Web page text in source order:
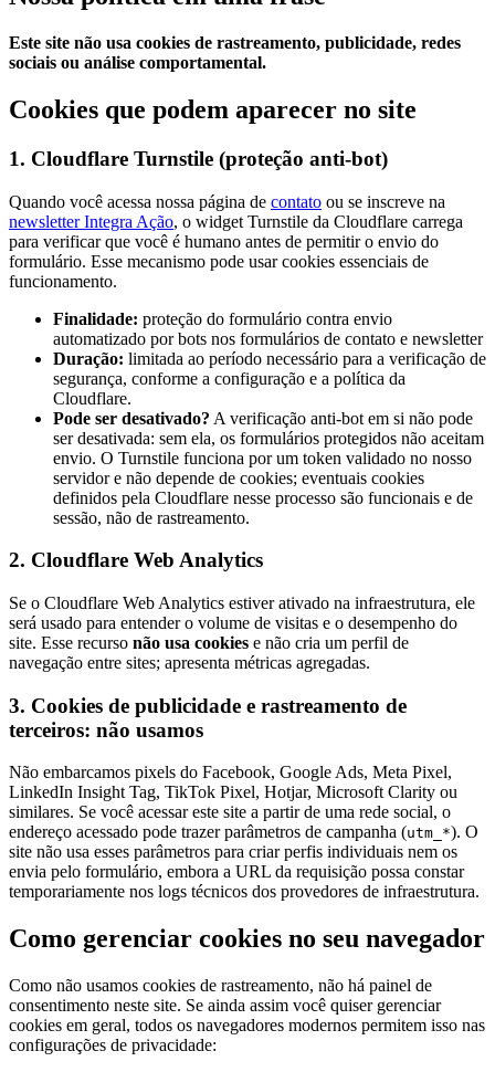
Este site não usa cookies de rastreamento, publicidade, redes
sociais ou análise comportamental.
Cookies que podem aparecer no site
1. Cloudflare Turnstile (proteção anti-bot)
Quando você acessa nossa página de contato ou se inscreve na
newsletter Integra Ação, o widget Turnstile da Cloudflare carrega
para verificar que você é humano antes de permitir o envio do
formulário. Esse mecanismo pode usar cookies essenciais de
funcionamento.
Finalidade: proteção do formulário contra envio
automatizado por bots nos formulários de contato e newsletter
Duração: limitada ao período necessário para a verificação de
segurança, conforme a configuração e a política da
Cloudflare.
Pode ser desativado? A verificação anti-bot em si não pode
ser desativada: sem ela, os formulários protegidos não aceitam
envio. O Turnstile funciona por um token validado no nosso
servidor e não depende de cookies; eventuais cookies
definidos pela Cloudflare nesse processo são funcionais e de
sessão, não de rastreamento.
2. Cloudflare Web Analytics
Se o Cloudflare Web Analytics estiver ativado na infraestrutura, ele
será usado para entender o volume de visitas e o desempenho do
site. Esse recurso não usa cookies e não cria um perfil de
navegação entre sites; apresenta métricas agregadas.
3. Cookies de publicidade e rastreamento de
terceiros: não usamos
Não embarcamos pixels do Facebook, Google Ads, Meta Pixel,
LinkedIn Insight Tag, TikTok Pixel, Hotjar, Microsoft Clarity ou
similares. Se você acessar este site a partir de uma rede social, o
endereço acessado pode trazer parâmetros de campanha (utm_*). O
site não usa esses parâmetros para criar perfis individuais nem os
envia pelo formulário, embora a URL da requisição possa constar
temporariamente nos logs técnicos dos provedores de infraestrutura.
Como gerenciar cookies no seu navegador
Como não usamos cookies de rastreamento, não há painel de
consentimento neste site. Se ainda assim você quiser gerenciar
cookies em geral, todos os navegadores modernos permitem isso nas
configurações de privacidade: